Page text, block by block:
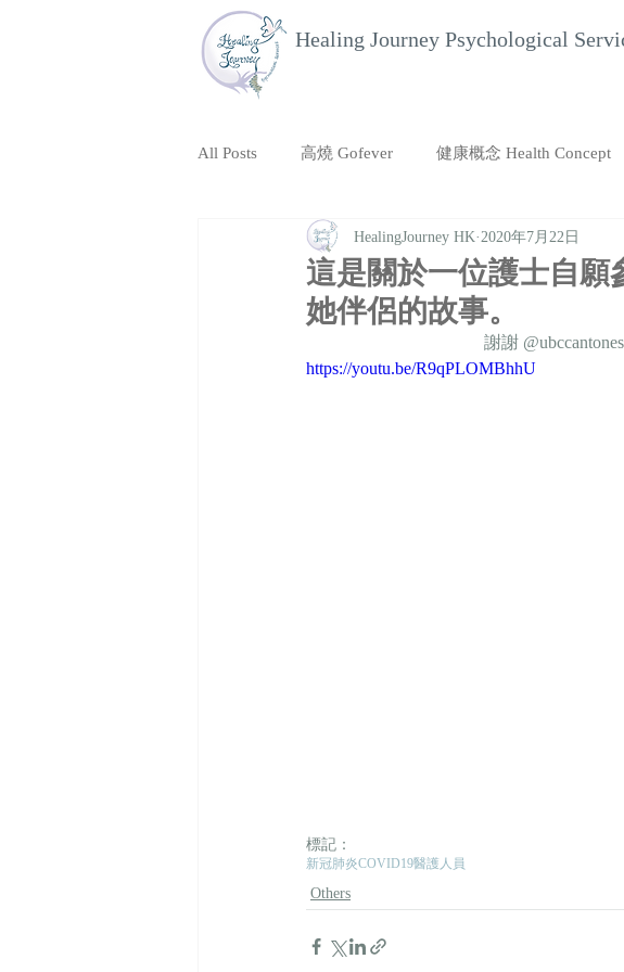
Healing Journey Psychological
All Posts 高燒 Gofever 健康概念 Health Concept
Parents Concept Others 心活誌
這是關於一位護士自願
她伴侶的故事。
HealingJourney HK 2020年7月22日
謝謝
https://youtu.be/R9qPLOMBhhU
標記：
新冠肺炎COVID19醫護人員
Others